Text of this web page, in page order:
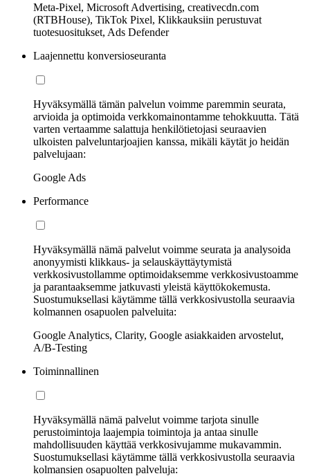
Meta-Pixel, Microsoft Advertising, creativecdn.com
(RTBHouse), TikTok Pixel, Klikkauksiin perustuvat
tuotesuositukset, Ads Defender
Laajennettu konversioseuranta
Hyväksymällä tämän palvelun voimme paremmin seurata,
arvioida ja optimoida verkkomainontamme tehokkuutta. Tätä
varten vertaamme salattuja henkilötietojasi seuraavien
ulkoisten palveluntarjoajien kanssa, mikäli käytät jo heidän
palvelujaan:
Google Ads
Performance
Hyväksymällä nämä palvelut voimme seurata ja analysoida
anonyymisti klikkaus- ja selauskäyttäytymistä
verkkosivustollamme optimoidaksemme verkkosivustoamme
ja parantaaksemme jatkuvasti yleistä käyttökokemusta.
Suostumuksellasi käytämme tällä verkkosivustolla seuraavia
kolmannen osapuolen palveluita:
Google Analytics, Clarity, Google asiakkaiden arvostelut,
A/B-Testing
Toiminnallinen
Hyväksymällä nämä palvelut voimme tarjota sinulle
perustoimintoja laajempia toimintoja ja antaa sinulle
mahdollisuuden käyttää verkkosivujamme mukavammin.
Suostumuksellasi käytämme tällä verkkosivustolla seuraavia
kolmansien osapuolten palveluja: